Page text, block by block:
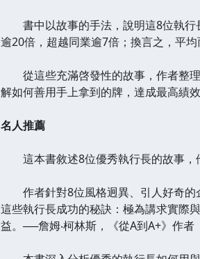
書中以故事的手法，說明這8位執行
逾20倍，超越同業逾7倍；換言之，平
從這些充滿啓發性的故事，作者整理
解如何善用手上拿到的牌，達成最高績效
名人推薦
這本書敘述8位優秀執行長的故事，
作者針對8位風格迥異、引人好奇的
這些執行長成功的秘訣：極為講求實際
益。──詹姆‧柯林斯，《從A到A+》作者